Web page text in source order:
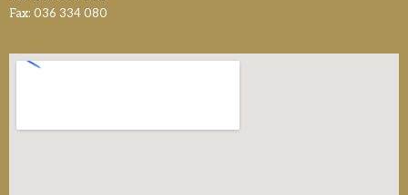
Fax: 036 334 080